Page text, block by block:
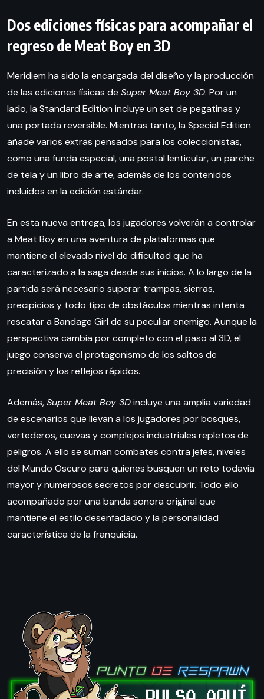
Dos ediciones físicas para acompañar el
regreso de Meat Boy en 3D
Meridiem ha sido la encargada del diseño y la producción
de las ediciones físicas de Super Meat Boy 3D. Por un
lado, la Standard Edition incluye un set de pegatinas y
una portada reversible. Mientras tanto, la Special Edition
añade varios extras pensados para los coleccionistas,
como una funda especial, una postal lenticular, un parche
de tela y un libro de arte, además de los contenidos
incluidos en la edición estándar.
En esta nueva entrega, los jugadores volverán a controlar
a Meat Boy en una aventura de plataformas que
mantiene el elevado nivel de dificultad que ha
caracterizado a la saga desde sus inicios. A lo largo de la
partida será necesario superar trampas, sierras,
precipicios y todo tipo de obstáculos mientras intenta
rescatar a Bandage Girl de su peculiar enemigo. Aunque la
perspectiva cambia por completo con el paso al 3D, el
juego conserva el protagonismo de los saltos de
precisión y los reflejos rápidos.
Además,Super Meat Boy 3Dincluye una amplia variedad
de escenarios que llevan a los jugadores por bosques,
vertederos, cuevas y complejos industriales repletos de
peligros. A ello se suman combates contra jefes, niveles
del Mundo Oscuro para quienes busquen un reto todavía
mayor y numerosos secretos por descubrir. Todo ello
acompañado por una banda sonora original que
mantiene el estilo desenfadado y la personalidad
característica de la franquicia.